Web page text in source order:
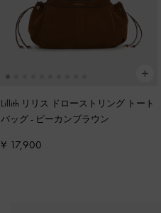
Lillith リリス ドローストリング トート
バッグ- ピーカンブラウン
¥ 17,900